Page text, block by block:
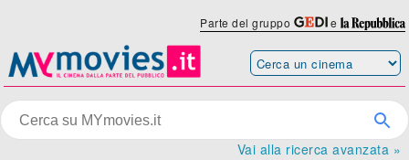
Parte del gruppo e
Vai alla ricerca avanzata »